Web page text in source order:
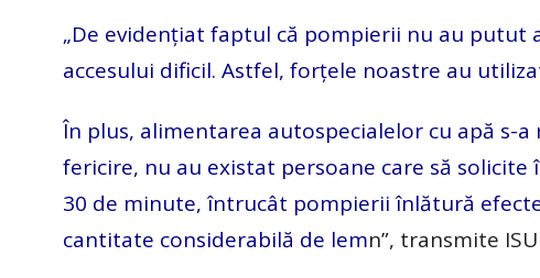
„De evidențiat faptul că pompierii nu au putut
accesului dificil. Astfel, forțele noastre au
În plus, alimentarea autospecialelor cu apă
fericire, nu au existat persoane care să
30 de minute, întrucât pompierii înlătură
cantitate considerabilă de lemn”, transmite